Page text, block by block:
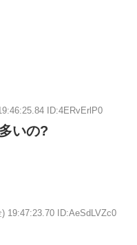
ID:4ERvErlP0
いの?
) 19:47:23.70 ID:AeSdLVZc0